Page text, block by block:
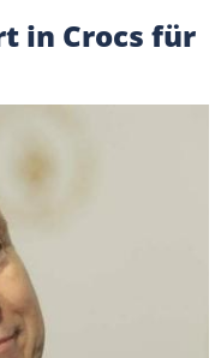
in Crocs für